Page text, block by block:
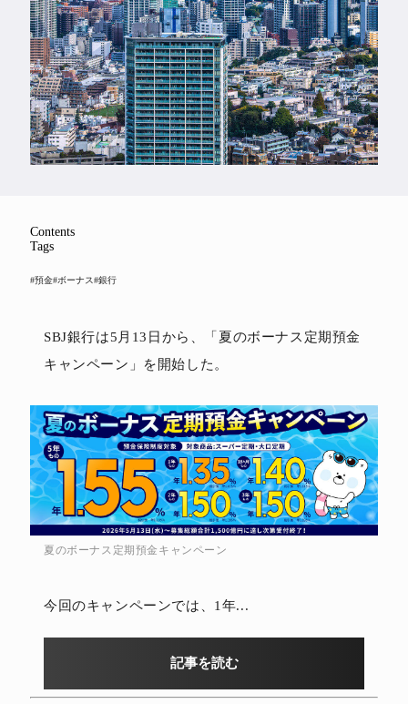
Contents
Tags
#預金#ボーナス#銀行
SBJ銀行は5月13日から、「夏のボーナス定期預金
キャンペーン」を開始した。
夏のボーナス定期預金キャンペーン
今回のキャンペーンでは、1年...
記事を読む